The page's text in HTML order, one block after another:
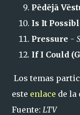
Pēdējā
Is It
Pressure -
If I Could
Los temas
este enlace de la
Fuente: LTV